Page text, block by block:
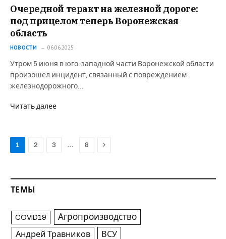
Очередной теракт на железной дороге:
под прицелом теперь Воронежская
область
НОВОСТИ 06.06.2025
Утром 5 июня в юго-западной части Воронежской области
произошел инцидент, связанный с повреждением
железнодорожного…
Читать далее
1 2 3 … 8 Next
ТЕМЫ
COVID19 Агропроизводство
Андрей Травников ВСУ